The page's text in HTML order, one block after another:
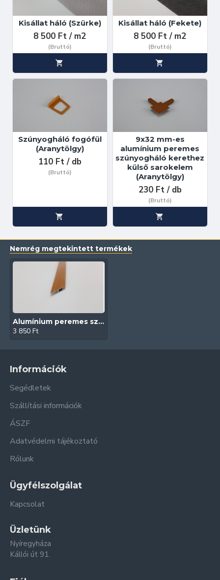
Kisállat háló (Szürke)
8 500 Ft / m2
(Bruttó)
Kisállat háló (Fekete)
8 500 Ft / m2
(Bruttó)
Szúnyogháló fogófül
(Aranytölgy)
110 Ft / db
(Bruttó)
9x32 mm-es
alumínium peremes
szúnyogháló kerethez
külső sarokelem
(Aranytölgy)
230 Ft / db
(Bruttó)
Nemrég megtekintett termékek
Alumínium peremes szúnyogháló keret (9x32 mm | Aranytölgy)
3 850 Ft
Információk
Segédletek
Szállítási információk
ÁSZF
Adatvédelmi tájékoztató
Rólunk
Ügyfélszolgálat
Kapcsolat
Üzletünk
Nyíregyháza
Kállói út 91.